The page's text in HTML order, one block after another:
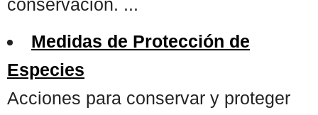
conservación. ...
Medidas de Protección de
Especies
Acciones para conservar y proteger